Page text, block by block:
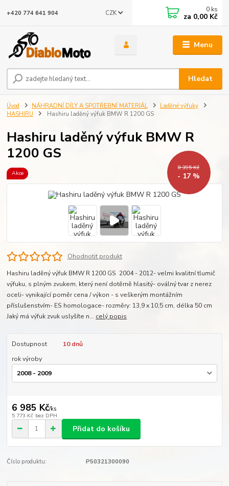
Menu
CZK
Hledat
+420 774 641 904 0 ks
za 0,00 Kč
Úvod NÁHRADNÍ DÍLY A SPOTŘEBNÍ MATERIÁL
Laděné výfuky
HASHIRU
Hashiru laděný výfuk BMW R 1200 GS
Hashiru laděný výfuk BMW R
1200 GS
Akce
8 395 Kč
- 17 %
Ohodnotit produkt
Hashiru laděný výfuk BMW R 1200 GS 2004 - 2012- velmi kvalitní tlumič
výfuku, s plným zvukem, který není dotěrně hlasitý- oválný tvar z nerez
oceli- vynikající poměr cena / výkon - s veškerým montážním
příslušenstvím- ES homologace- rozměry: 13,9 x 10,5 cm, délka 50 cm
Jaký má výfuk zvuk uslyšíte n... celý popis
Dostupnost
10 dnů
rok výroby
6 985 Kč/ks
5 773 Kč bez DPH
Přidat do košíku
Číslo produktu: P50321300090